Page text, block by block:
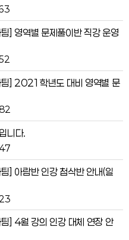
] 영역별 문제풀이반 직강 운영
팀] 2021학년도 대비 영역별 문
니다.
] 아람반 인강 첨삭반 안내(일
] 4월 강의 인강 대체 연장 안